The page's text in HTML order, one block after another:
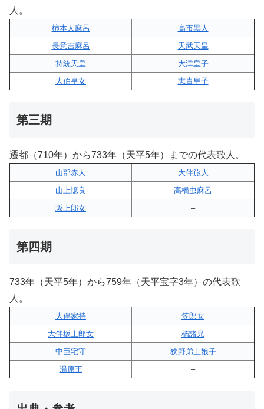
人。
柿本人麻呂
高市黒人
長意吉麻呂
天武天皇
持統天皇
大津皇子
大伯皇女
志貴皇子
第三期
遷都（710年）から733年（天平5年）までの代表歌人。
山部赤人
大伴旅人
山上憶良
高橋虫麻呂
坂上郎女
–
第四期
733年（天平5年）から759年（天平宝字3年）の代表歌
人。
大伴家持
笠郎女
大伴坂上郎女
橘諸兄
中臣宅守
狭野弟上娘子
湯原王
–